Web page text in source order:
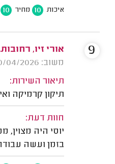
איכות 10 מחיר 10
אורי זיו, רחובות.
משוב: 20/04/2026
תיאור השירות:
תיקון קרמיקה
חוות דעת:
יוסי היה מצוין,
בזמן ועשה
9